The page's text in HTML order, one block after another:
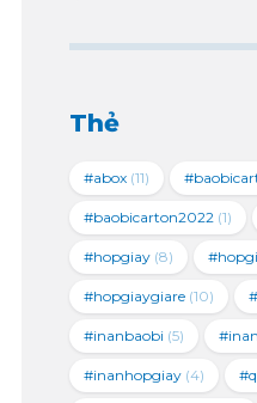
Thẻ
#abox(11)
#baobicarton2022 (1)
#hopgiay(8)
#hopgiaygiare(10)
#inanbaobi (5)
#inanhopgiay(4)